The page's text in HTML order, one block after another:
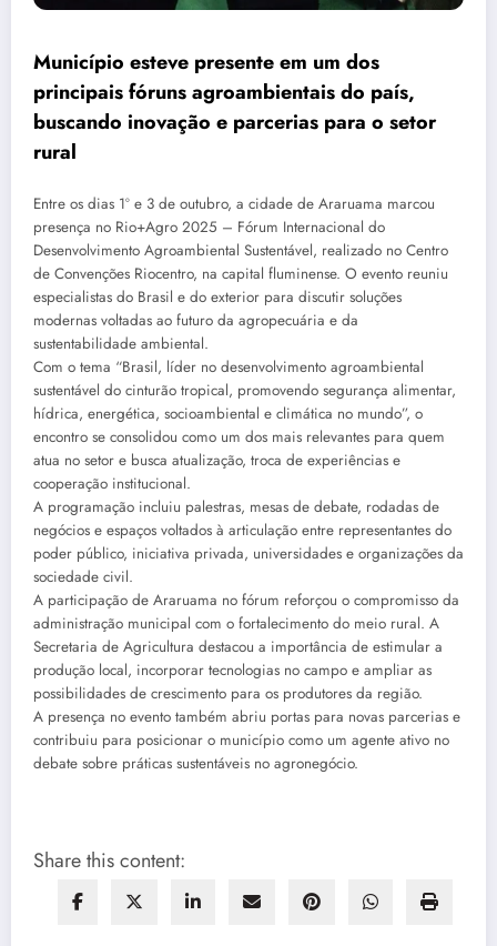
Município esteve presente em um dos
principais fóruns agroambientais do país,
buscando inovação e parcerias para o setor
rural
Entre os dias 1º e 3 de outubro, a cidade de Araruama marcou
presença no Rio+Agro 2025 – Fórum Internacional do
Desenvolvimento Agroambiental Sustentável, realizado no Centro
de Convenções Riocentro, na capital fluminense. O evento reuniu
especialistas do Brasil e do exterior para discutir soluções
modernas voltadas ao futuro da agropecuária e da
sustentabilidade ambiental.
Com o tema “Brasil, líder no desenvolvimento agroambiental
sustentável do cinturão tropical, promovendo segurança alimentar,
hídrica, energética, socioambiental e climática no mundo”, o
encontro se consolidou como um dos mais relevantes para quem
atua no setor e busca atualização, troca de experiências e
cooperação institucional.
A programação incluiu palestras, mesas de debate, rodadas de
negócios e espaços voltados à articulação entre representantes do
poder público, iniciativa privada, universidades e organizações da
sociedade civil.
A participação de Araruama no fórum reforçou o compromisso da
administração municipal com o fortalecimento do meio rural. A
Secretaria de Agricultura destacou a importância de estimular a
produção local, incorporar tecnologias no campo e ampliar as
possibilidades de crescimento para os produtores da região.
A presença no evento também abriu portas para novas parcerias e
contribuiu para posicionar o município como um agente ativo no
debate sobre práticas sustentáveis no agronegócio.
Share this content: